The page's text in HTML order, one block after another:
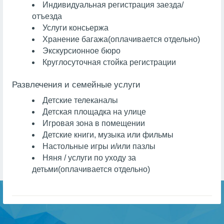
Индивидуальная регистрация заезда/
отъезда
Услуги консьержа
Хранение багажа(оплачивается отдельно)
Экскурсионное бюро
Круглосуточная стойка регистрации
Развлечения и семейные услуги
Детские телеканалы
Детская площадка на улице
Игровая зона в помещении
Детские книги, музыка или фильмы
Настольные игры и/или пазлы
Няня / услуги по уходу за
детьми(оплачивается отдельно)